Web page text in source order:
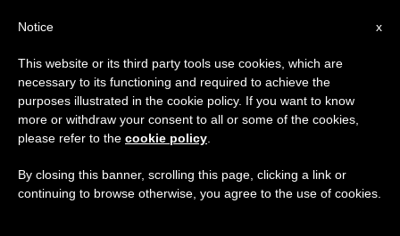
DÍA
Enero 9th, 2014
ÚLTIMAS NOTICIAS
×
Aviso importante
Del 27 de julio al 7 de agosto haremos la pausa
anual, aprovechando que en el periodo de verano
se generan menos informaciones y también el
x
Notice
This website or its third party tools use cookies, which are
necessary to its functioning and required to achieve the
purposes illustrated in the cookie policy. If you want to know
more or withdraw your consent to all or some of the cookies,
please refer to the cookie policy
By closing this banner, scrolling this page, clicking a link or
continuing to browse otherwise, you agree to the use of cookies.